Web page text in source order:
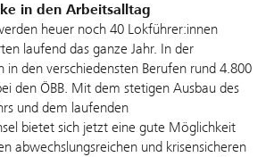
in den Arbeitsalltag
heuer noch 40 Lokführer:innen
laufend das ganze Jahr. In der
in den verschiedensten Berufen rund 4.800
den ÖBB. Mit dem stetigen Ausbau des
und dem laufenden
bietet sich jetzt eine gute Möglichkeit
abwechslungsreichen und krisensicheren